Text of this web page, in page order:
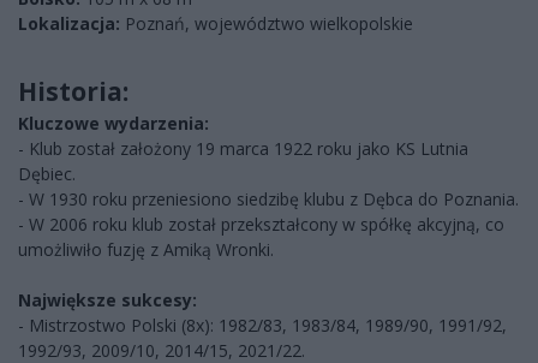
Lokalizacja: Poznań, województwo wielkopolskie
Historia:
Kluczowe wydarzenia:
- Klub został założony 19 marca 1922 roku jako KS Lutnia
Dębiec.
- W 1930 roku przeniesiono siedzibę klubu z Dębca do Poznania.
- W 2006 roku klub został przekształcony w spółkę akcyjną, co
umożliwiło fuzję z Amiką Wronki.
Największe sukcesy:
- Mistrzostwo Polski (8x): 1982/83, 1983/84, 1989/90, 1991/92,
1992/93, 2009/10, 2014/15, 2021/22.